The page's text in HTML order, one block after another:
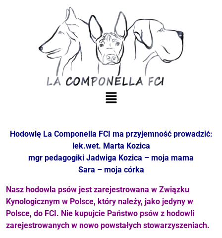
Hodowlę La Componella FCI ma przyjemność prowadzić:
lek.wet. Marta Kozica
mgr pedagogiki Jadwiga Kozica – moja mama
Sara – moja córka
Nasz hodowla psów jest zarejestrowana w Związku
Kynologicznym w Polsce, który należy, jako jedyny w
Polsce, do FCI. Nie kupujcie Państwo psów z hodowli
zarejestrowanych w nowo powstałych stowarzyszeniach.